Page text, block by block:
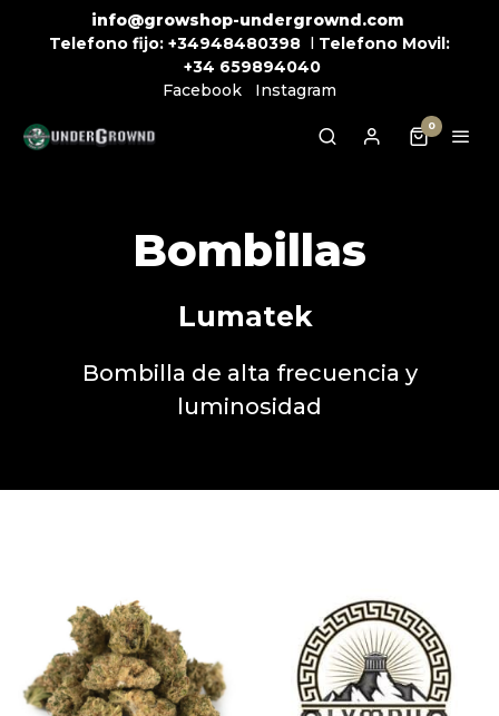
info@growshop-undergrownd.com
Telefono fijo: +34948480398 l Telefono Movil:
+34 659894040
Facebook
Instagram
0
Bombillas
Lumatek
Bombilla de alta frecuencia y
luminosidad